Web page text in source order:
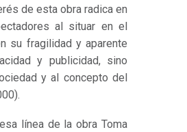
de esta obra radica en
al situar en el
su fragilidad y aparente
y publicidad, sino
y al concepto del
línea de la obra Toma